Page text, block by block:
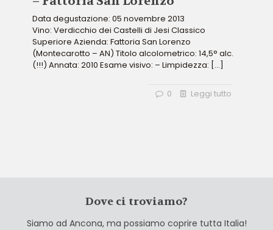
Data degustazione: 05 novembre 2013
Vino: Verdicchio dei Castelli di Jesi Classico
Superiore Azienda: Fattoria San Lorenzo
(Montecarotto – AN) Titolo alcolometrico: 14,5° alc.
(!!!) Annata: 2010 Esame visivo: – Limpidezza: […]
0 Leggi tutto
Dove ci troviamo?
Siamo ad Ancona, ma possiamo coprire tutta Italia!